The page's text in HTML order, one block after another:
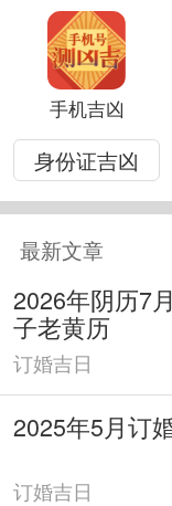
手机吉凶
身份证吉凶
最新文章
2026年阴历7
子老黄历
订婚吉日
2025年5月订
订婚吉日